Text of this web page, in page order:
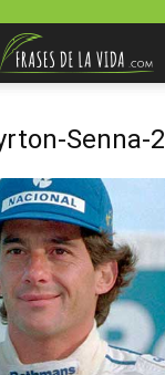
Senna-2